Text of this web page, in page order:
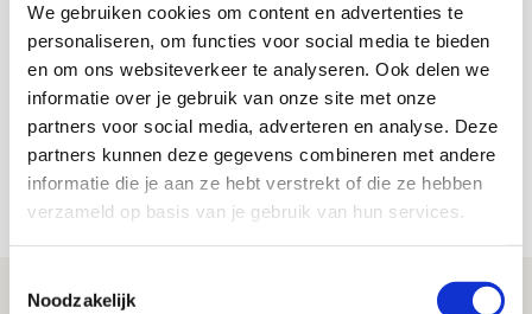
We gebruiken cookies om content en advertenties te
personaliseren, om functies voor social media te bieden
en om ons websiteverkeer te analyseren. Ook delen we
informatie over je gebruik van onze site met onze
partners voor social media, adverteren en analyse. Deze
partners kunnen deze gegevens combineren met andere
informatie die je aan ze hebt verstrekt of die ze hebben
verzameld op basis van je gebruik van hun services.
Noodzakelijk
De Redactie
Bekijk alle berichten van De Redactie
Net binnen //
Drie dingen die je moet weten over PEC